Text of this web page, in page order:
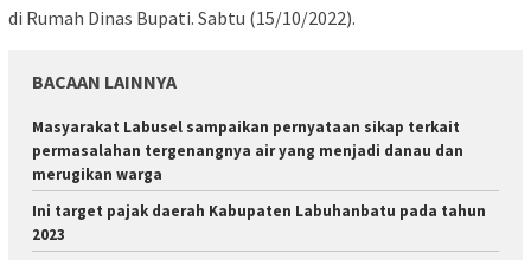
di Rumah Dinas Bupati. Sabtu (15/10/2022).
BACAAN LAINNYA
Masyarakat Labusel sampaikan pernyataan sikap terkait
permasalahan tergenangnya air yang menjadi danau dan
merugikan warga
Ini target pajak daerah Kabupaten Labuhanbatu pada tahun
2023